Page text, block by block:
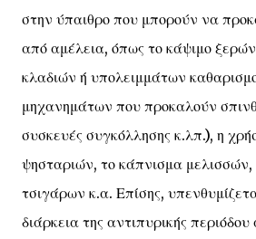
στην ύπαιθρο που μπορούν να
από αμέλεια, όπως το κάψιμο
κλαδιών ή υπολειμμάτων
μηχανημάτων που προκαλούν
συσκευές συγκόλλησης κ.λπ.), η
ψησταριών, το κάπνισμα
τσιγάρων κ.α. Επίσης,
διάρκεια της αντιπυρικής